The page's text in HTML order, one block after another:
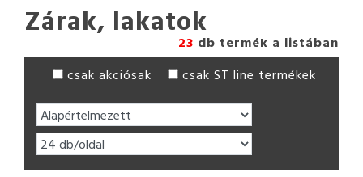
Zárak, lakatok
23 db termék a listában
csak akciósak
csak ST line termékek